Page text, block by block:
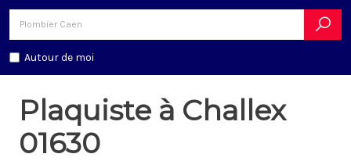
Autour de moi
Plaquiste à Challex
01630